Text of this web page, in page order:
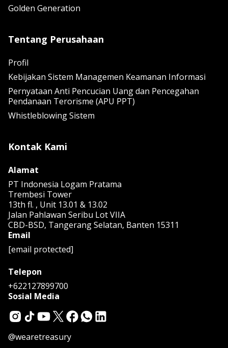
Golden Generation
Tentang Perusahaan
Profil
Kebijakan Sistem Managemen Keamanan Informasi
Pernyataan Anti Pencucian Uang dan Pencegahan
Pendanaan Terorisme (APU PPT)
Whistleblowing Sistem
Kontak Kami
Alamat
PT Indonesia Logam Pratama
Trembesi Tower
13th fl. , Unit 13.01 & 13.02
Jalan Pahlawan Seribu Lot VIIA
CBD-BSD, Tangerang Selatan, Banten 15311
Email
[email protected]
Telepon
+622127899700
Sosial Media
@wearetreasury